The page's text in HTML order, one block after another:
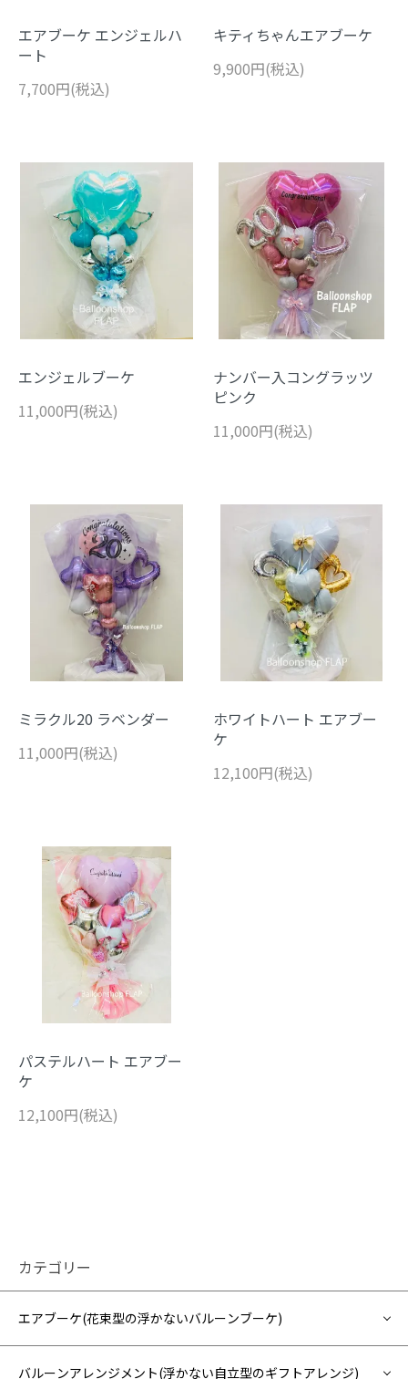
エアブーケ エンジェルハ
ート
7,700円(税込)
キティちゃんエアブーケ
9,900円(税込)
エンジェルブーケ
11,000円(税込)
ナンバー入コングラッツ
ピンク
11,000円(税込)
ミラクル20 ラベンダー
11,000円(税込)
ホワイトハート エアブー
ケ
12,100円(税込)
パステルハート エアブー
ケ
12,100円(税込)
カテゴリー
エアブーケ(花束型の浮かないバルーンブーケ)
バルーンアレンジメント(浮かない自立型のギフトアレンジ)